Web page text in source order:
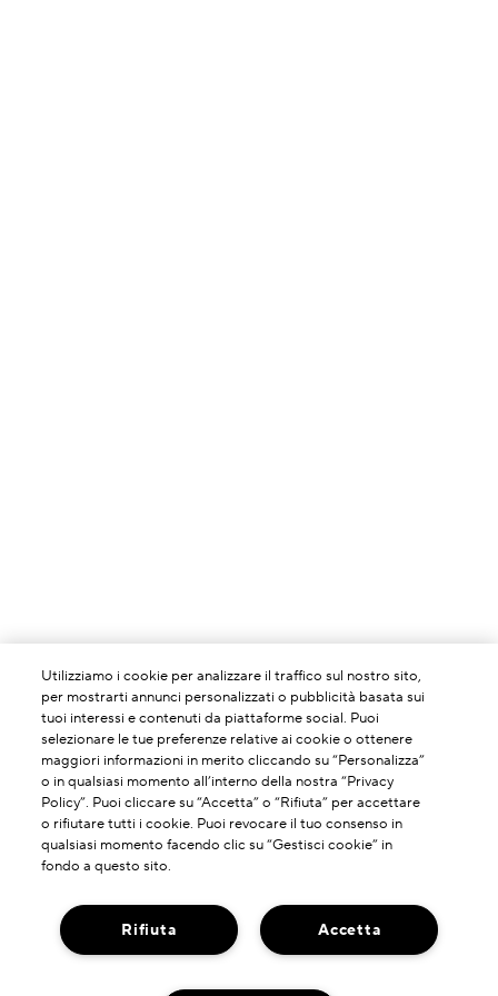
Utilizziamo i cookie per analizzare il traffico sul nostro sito,
per mostrarti annunci personalizzati o pubblicità basata sui
tuoi interessi e contenuti da piattaforme social. Puoi
selezionare le tue preferenze relative ai cookie o ottenere
maggiori informazioni in merito cliccando su “Personalizza”
o in qualsiasi momento all’interno della nostra “Privacy
Policy”. Puoi cliccare su “Accetta” o “Rifiuta” per accettare
o rifiutare tutti i cookie. Puoi revocare il tuo consenso in
qualsiasi momento facendo clic su “Gestisci cookie” in
fondo a questo sito.
Accetta
Rifiuta